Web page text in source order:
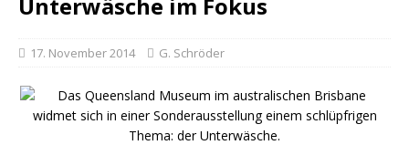
17. November 2014 G. Schröder